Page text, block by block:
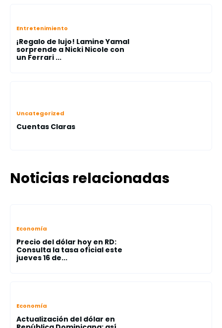
Entretenimiento
¡Regalo de lujo! Lamine Yamal
sorprende a Nicki Nicole con
un Ferrari ...
Uncategorized
Cuentas Claras
Noticias relacionadas
Economía
Precio del dólar hoy en RD:
Consulta la tasa oficial este
jueves 16 de...
Economía
Actualización del dólar en